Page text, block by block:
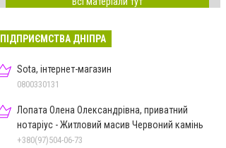
ПІДПРИЄМСТВА ДНІПРА
Sota, інтернет-магазин
0800330131
Лопата Олена Олександрівна, приватний
нотаріус - Житловий масив Червоний камінь
+380(97)504-06-73